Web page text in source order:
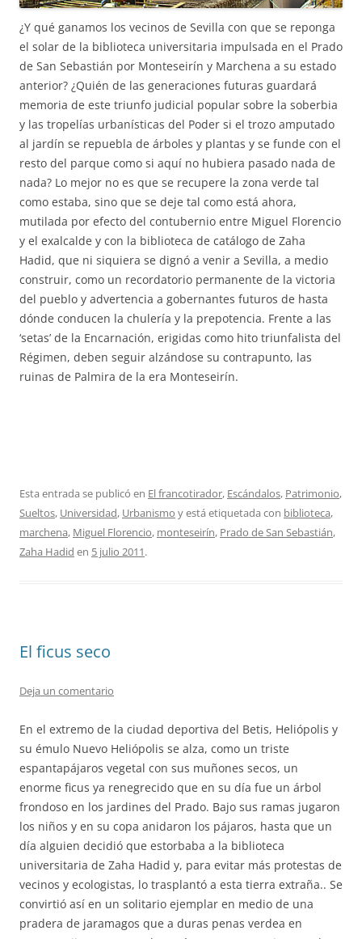
¿Y qué ganamos los vecinos de Sevilla con que se reponga
el solar de la biblioteca universitaria impulsada en el Prado
de San Sebastián por Monteseirín y Marchena a su estado
anterior? ¿Quién de las generaciones futuras guardará
memoria de este triunfo judicial popular sobre la soberbia
y las tropelías urbanísticas del Poder si el trozo amputado
al jardín se repuebla de árboles y plantas y se funde con el
resto del parque como si aquí no hubiera pasado nada de
nada? Lo mejor no es que se recupere la zona verde tal
como estaba, sino que se deje tal como está ahora,
mutilada por efecto del contubernio entre Miguel Florencio
y el exalcalde y con la biblioteca de catálogo de Zaha
Hadid, que ni siquiera se dignó a venir a Sevilla, a medio
construir, como un recordatorio permanente de la victoria
del pueblo y advertencia a gobernantes futuros de hasta
dónde conducen la chulería y la prepotencia. Frente a las
‘setas’ de la Encarnación, erigidas como hito triunfalista del
Régimen, deben seguir alzándose su contrapunto, las
ruinas de Palmira de la era Monteseirín.
Esta entrada se publicó en El francotirador, Escándalos, Patrimonio,
Sueltos, Universidad, Urbanismo y está etiquetada con biblioteca,
marchena, Miguel Florencio, monteseirín, Prado de San Sebastián,
Zaha Hadid en 5 julio 2011.
El ficus seco
Deja un comentario
En el extremo de la ciudad deportiva del Betis, Heliópolis y
su émulo Nuevo Heliópolis se alza, como un triste
espantapájaros vegetal con sus muñones secos, un
enorme ficus ya renegrecido que en su día fue un árbol
frondoso en los jardines del Prado. Bajo sus ramas jugaron
los niños y en su copa anidaron los pájaros, hasta que un
día alguien decidió que estorbaba a la biblioteca
universitaria de Zaha Hadid y, para evitar más protestas de
vecinos y ecologistas, lo trasplantó a esta tierra extraña.. Se
convirtió así en un solitario ejemplar en medio de una
pradera de jaramagos que a duras penas verdea en